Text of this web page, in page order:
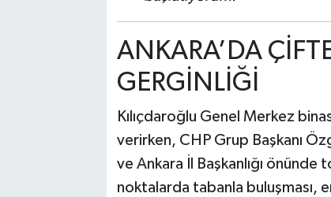
ANKARA’DA
GERGİNLİĞİ
Kılıçdaroğlu Genel Merkez
verirken, CHP Grup Başkanı
ve Ankara İl Başkanlığı önünde
noktalarda tabanla buluşması,